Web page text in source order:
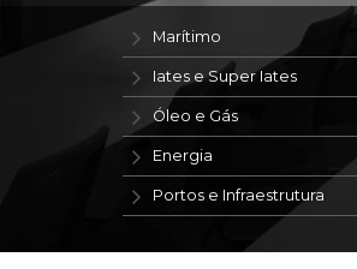
Marítimo
Iates e Super Iates
Óleo e Gás
Energia
Portos e Infraestrutura